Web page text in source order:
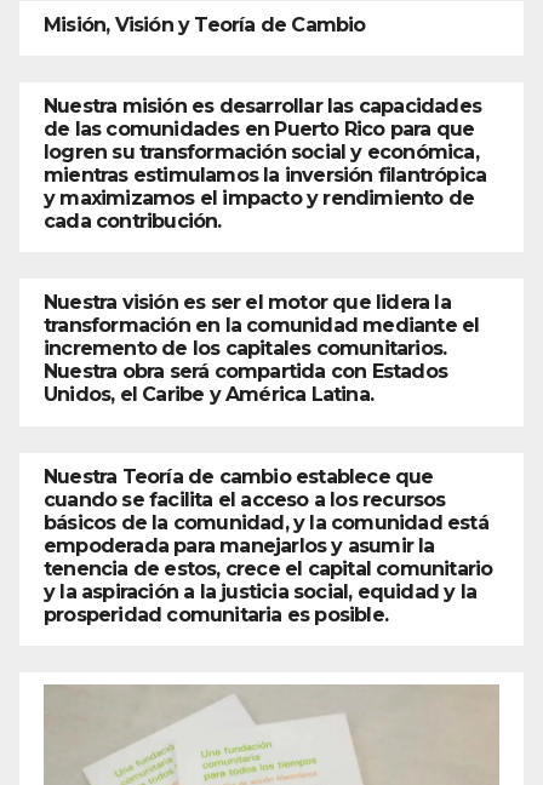
Misión, Visión y Teoría de Cambio
Nuestra misión es desarrollar las capacidades
de las comunidades en Puerto Rico para que
logren su transformación social y económica,
mientras estimulamos la inversión filantrópica
y maximizamos el impacto y rendimiento de
cada contribución.
Nuestra visión es ser el motor que lidera la
transformación en la comunidad mediante el
incremento de los capitales comunitarios.
Nuestra obra será compartida con Estados
Unidos, el Caribe y América Latina.
Nuestra Teoría de cambio establece que
cuando se facilita el acceso a los recursos
básicos de la comunidad, y la comunidad está
empoderada para manejarlos y asumir la
tenencia de estos, crece el capital comunitario
y la aspiración a la justicia social, equidad y la
prosperidad comunitaria es posible.